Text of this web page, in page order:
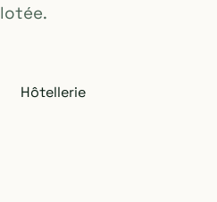
Hôtellerie